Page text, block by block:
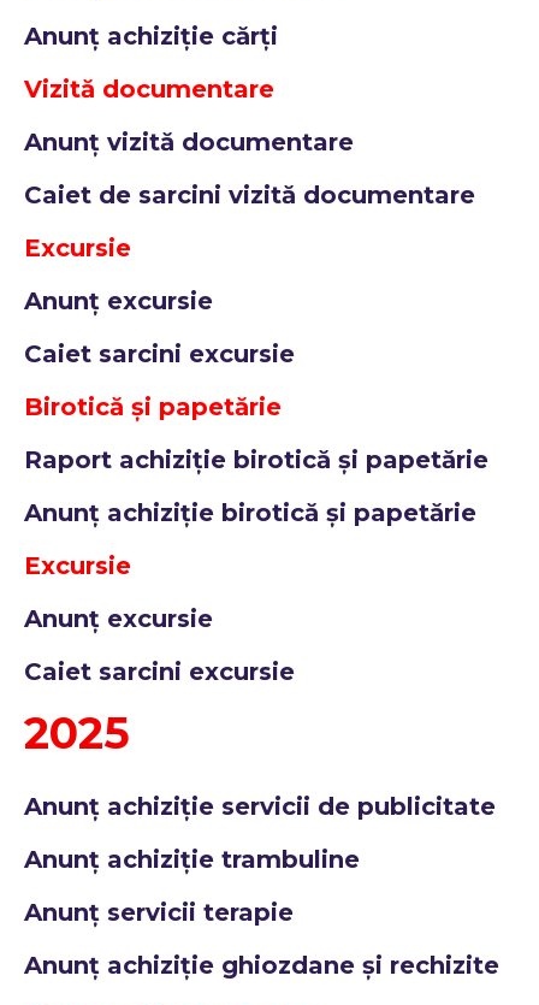
Anunț achiziție cărți
Vizită documentare
Anunț vizită documentare
Caiet de sarcini vizită documentare
Excursie
Anunț excursie
Caiet sarcini excursie
Birotică și papetărie
Raport achiziție birotică și papetărie
Anunț achiziție birotică și papetărie
Excursie
Anunț excursie
Caiet sarcini excursie
2025
Anunț achiziție servicii de publicitate
Anunț achiziție trambuline
Anunț servicii terapie
Anunț achiziție ghiozdane și rechizite